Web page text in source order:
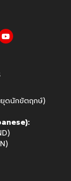
ดนักขัตฤกษ์)